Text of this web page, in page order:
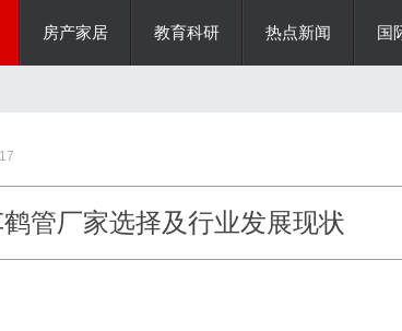
房产家居 教育科研 热点新闻 国
管厂家选择及行业发展现状